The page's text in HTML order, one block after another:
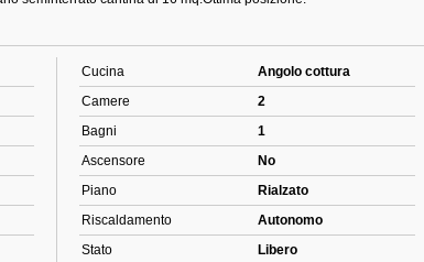
Cucina
Angolo cottura
Camere
2
Bagni
1
Ascensore
No
Piano
Rialzato
Riscaldamento
Autonomo
Stato
Libero